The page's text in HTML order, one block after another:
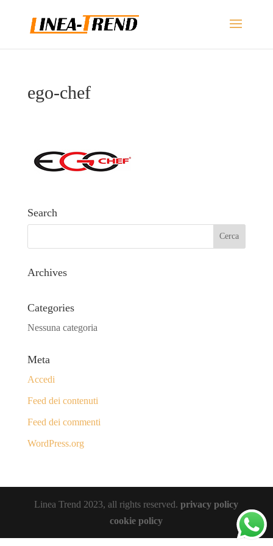
ego-chef
Search
Archives
Categories
Nessuna categoria
Meta
Accedi
Feed dei contenuti
Feed dei commenti
WordPress.org
Linea Trend 2023, all rights reserved.privacy policy
cookie policy